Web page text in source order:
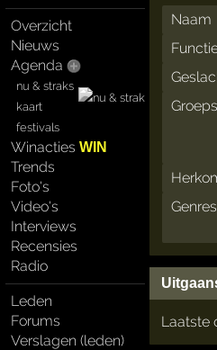
Overzicht
Nieuws
Agenda
nu & straks
kaart
festivals
WinactiesWIN
Trends
Foto's
Video's
Interviews
Recensies
Radio
Leden
Forums
Verslagen (leden)
Naam
Genres
Laatste